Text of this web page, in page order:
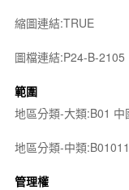
縮圖連結:TRUE
圖檔連結:P24-B-2105
範圍
地區分類-大類:B01
地區分類-中類
管理權